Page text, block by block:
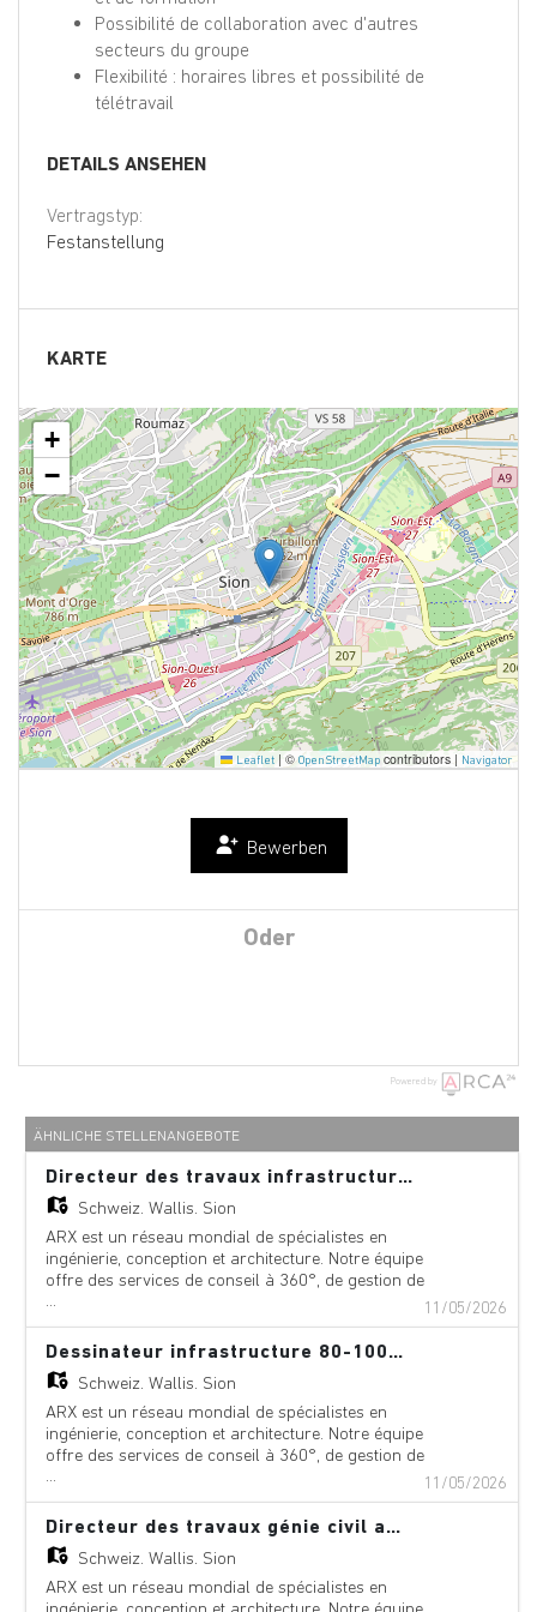
Possibilité de collaboration avec d'autres
secteurs du groupe
Flexibilité : horaires libres et possibilité de
télétravail
DETAILS ANSEHEN
Vertragstyp:
Festanstellung
KARTE
+
−
Leaflet | ©OpenStreetMap contributors | Navigator
Bewerben
Oder
Powered by
ÄHNLICHE STELLENANGEBOTE
Directeur des travaux infrastructure 80-100% (h/f)
Schweiz, Wallis, Sion
ARX est un réseau mondial de spécialistes en
ingénierie, conception et architecture. Notre équipe
offre des services de conseil à 360°, de gestion de
projet et de services techniques dans les domaines
suivants : aéroports, ponts, bâtiments,
téléphériques, innovation numérique,
géotechnique, énergie hydraulique, métros,
centrales nucléaires, pétrole et gaz, pipelines, ports,
chemins de fer, génie fluvial, routes, trafic, tunnels
et traitement des eaux/eaux usées. Avec des
agiles combinent expertise mondiale et savoir-faire
local. Le résultat est notre approche « glocale »
unique, qui nous permet de répondre aux besoins
spécifiques de chaque communauté tout en
intégrant les meilleures pratiques internationales.
11/05/2026
Dessinateur infrastructure 80-100% (h/f)
Schweiz, Wallis, Sion
ARX est un réseau mondial de spécialistes en
ingénierie, conception et architecture. Notre équipe
offre des services de conseil à 360°, de gestion de
projet et de services techniques dans les domaines
suivants : aéroports, ponts, bâtiments,
téléphériques, innovation numérique,
environnement, équipements, géologie,
géotechnique, énergie hydraulique, métros,
centrales nucléaires, pétrole et gaz, pipelines, ports,
chemins de fer, génie fluvial, routes, trafic, tunnels
11/05/2026
Directeur des travaux génie civil aménagements hydrauliques et cours d'eau 80-100% (h/f)
Schweiz, Wallis, Sion
ARX est un réseau mondial de spécialistes en
ingénierie, conception et architecture. Notre équipe